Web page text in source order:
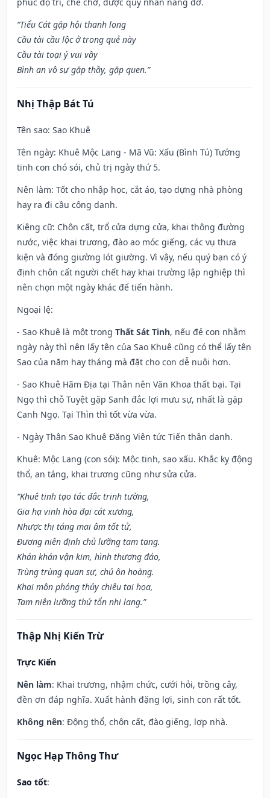
“Tiểu Cát gặp hội thanh long
Cầu tài cầu lộc ở trong quẻ này
Cầu tài toại ý vui vầy
Bình an vô sự gặp thầy, gặp quen.”
Nhị Thập Bát Tú
Tên sao: Sao Khuê
Tên ngày: Khuê Mộc Lang - Mã Vũ: Xấu (Bình Tú) Tướng
tinh con chó sói, chủ trị ngày thứ 5.
Nên làm: Tốt cho nhập học, cắt áo, tạo dựng nhà phòng
hay ra đi cầu công danh.
Kiêng cữ: Chôn cất, trổ cửa dựng cửa, khai thông đường
nước, việc khai trương, đào ao móc giếng, các vụ thưa
kiện và đóng giường lót giường. Vì vậy, nếu quý bạn có ý
định chôn cất người chết hay khai trường lập nghiệp thì
nên chọn một ngày khác để tiến hành.
Ngoại lệ:
- Sao Khuê là một trong Thất Sát Tinh, nếu đẻ con nhằm
ngày này thì nên lấy tên của Sao Khuê cũng có thể lấy tên
Sao của năm hay tháng mà đặt cho con dễ nuôi hơn.
- Sao Khuê Hãm Địa tại Thân nên Văn Khoa thất bại. Tại
Ngọ thì chỗ Tuyệt gặp Sanh đắc lợi mưu sự, nhất là gặp
Canh Ngọ. Tại Thìn thì tốt vừa vừa.
- Ngày Thân Sao Khuê Đăng Viên tức Tiến thân danh.
Khuê: Mộc Lang (con sói): Mộc tinh, sao xấu. Khắc kỵ động
thổ, an táng, khai trương cũng như sửa cửa.
“Khuê tinh tạo tác đắc trinh tường,
Gia hạ vinh hòa đại cát xương,
Nhược thị táng mai âm tốt tử,
Đương niên định chủ lưỡng tam tang.
Khán khán vận kim, hình thương đáo,
Trùng trùng quan sự, chủ ôn hoàng.
Khai môn phóng thủy chiêu tai họa,
Tam niên lưỡng thứ tổn nhi lang.”
Thập Nhị Kiến Trừ
Trực Kiến
Nên làm: Khai trương, nhậm chức, cưới hỏi, trồng cây,
đền ơn đáp nghĩa. Xuất hành đặng lợi, sinh con rất tốt.
Không nên: Động thổ, chôn cất, đào giếng, lợp nhà.
Ngọc Hạp Thông Thư
Sao tốt: